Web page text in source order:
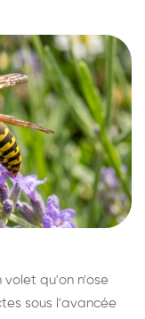
volet qu'on n'ose
sous l'avancée